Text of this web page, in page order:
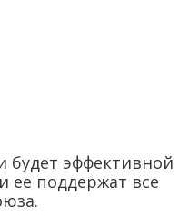
будет эффективной
ее поддержат все